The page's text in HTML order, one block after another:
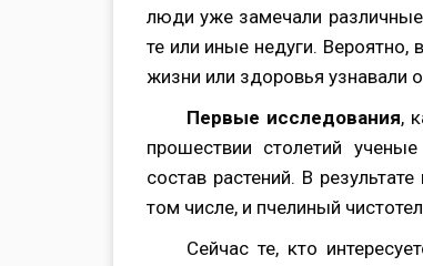
люди уже замечали
те или иные недуги.
жизни или здоровья узнавали
Первые исследования,
прошествии столетий
состав растений. В
том числе, и пчелиный
Сейчас те, кто